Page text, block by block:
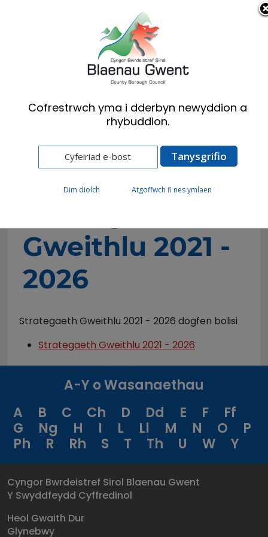
Cymraeg English
Cyngor
Strategaeth Gweithlu 2021 - 2026
Gweithlu 2021 -
2026
Strategaeth Gweithlu 2021 - 2026 dogfen bolisi
Strategaeth Gweithlu 2021 - 2026
A-Y o Wasanaethau
A
B C Ch D Dd E F
Ff
G
Ng H I L Ll M N O
P
Ph
R Rh S T Th U W Y
Cyngor Bwrdeistref Sirol Blaenau Gwent
Y Swyddfeydd Cyffredinol
Heol Gwaith Dur
Glynebwy
Cofrestrwch yma i dderbyn newyddion a
rhybuddion.
Dim diolch Atgoffwch fi nes ymlaen